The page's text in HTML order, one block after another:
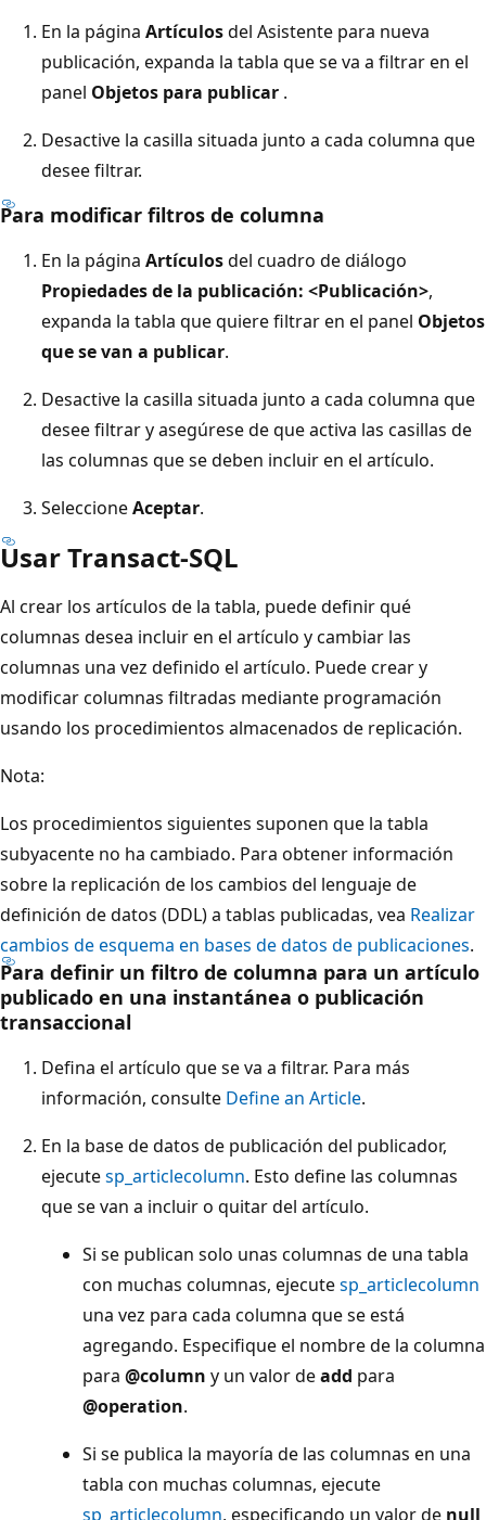
En la página Artículosdel Asistente para nueva
publicación, expanda la tabla que se va a filtrar en el
panel Objetos para publicar .
Desactive la casilla situada junto a cada columna que
desee filtrar.
Para modificar filtros de columna
En la página Artículosdel cuadro de diálogo
Propiedades de la publicación: <Publicación>,
expanda la tabla que quiere filtrar en el panel Objetos
que se van a publicar.
Desactive la casilla situada junto a cada columna que
desee filtrar y asegúrese de que activa las casillas de
las columnas que se deben incluir en el artículo.
SeleccioneAceptar.
Usar Transact-SQL
Al crear los artículos de la tabla, puede definir qué
columnas desea incluir en el artículo y cambiar las
columnas una vez definido el artículo. Puede crear y
modificar columnas filtradas mediante programación
usando los procedimientos almacenados de replicación.
Nota:
Los procedimientos siguientes suponen que la tabla
subyacente no ha cambiado. Para obtener información
sobre la replicación de los cambios del lenguaje de
definición de datos (DDL) a tablas publicadas, vea Realizar
cambios de esquema en bases de datos de publicaciones.
Para definir un filtro de columna para un artículo
publicado en una instantánea o publicación
transaccional
Defina el artículo que se va a filtrar. Para más
información, consulte Define an Article.
En la base de datos de publicación del publicador,
ejecutesp_articlecolumn. Esto define las columnas
que se van a incluir o quitar del artículo.
Si se publican solo unas columnas de una tabla
con muchas columnas, ejecutesp_articlecolumn
una vez para cada columna que se está
agregando. Especifique el nombre de la columna
para @column y un valor deadd para
@operation.
Si se publica la mayoría de las columnas en una
tabla con muchas columnas, ejecute
sp_articlecolumn, especificando un valor de null